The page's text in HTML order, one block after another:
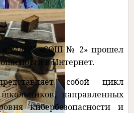
в МАОУ «СОШ № 2» прошел
в Интернет.
собой цикл
направленных
кибербезопасности и